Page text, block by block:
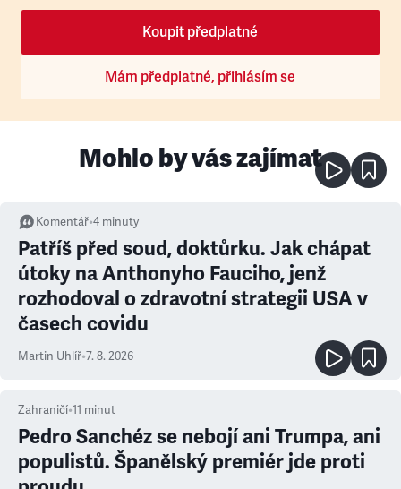
Koupit předplatné
Mám předplatné, přihlásím se
Mohlo by vás zajímat
Komentář•4 minuty
Patříš před soud, doktůrku. Jak chápat
útoky na Anthonyho Fauciho, jenž
rozhodoval o zdravotní strategii USA v
časech covidu
Martin Uhlíř•7. 8. 2026
Zahraničí•11 minut
Pedro Sanchéz se nebojí ani Trumpa, ani
populistů. Španělský premiér jde proti